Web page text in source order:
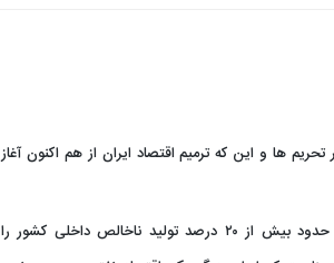
ها و این که ترمیم اقتصاد ایران از هم اکنون آغاز
?در حال حاضر صنعت نفت حدود بیش از ۲۰ درصد تولید ناخالص داخلی کشور را